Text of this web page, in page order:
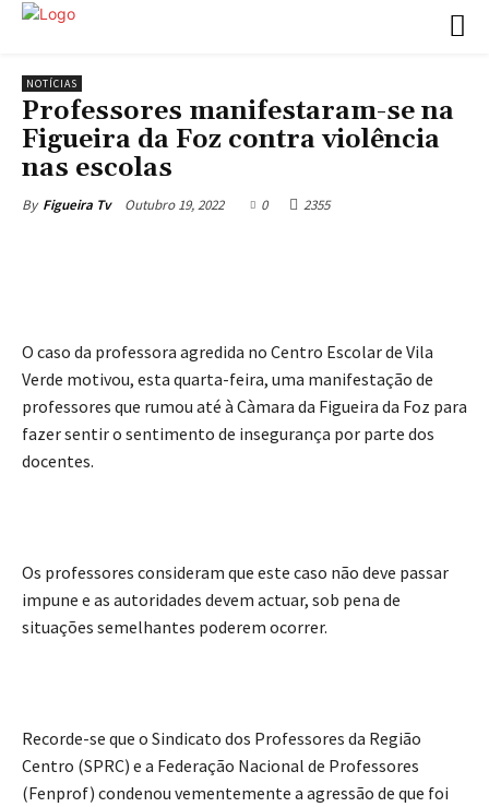
NOTÍCIAS
Professores manifestaram-se na
Figueira da Foz contra violência
nas escolas
By Figueira Tv Outubro 19, 2022 0 2355
O caso da professora agredida no Centro Escolar de Vila
Verde motivou, esta quarta-feira, uma manifestação de
professores que rumou até à Càmara da Figueira da Foz para
fazer sentir o sentimento de insegurança por parte dos
docentes.
Os professores consideram que este caso não deve passar
impune e as autoridades devem actuar, sob pena de
situações semelhantes poderem ocorrer.
Recorde-se que o Sindicato dos Professores da Região
Centro (SPRC) e a Federação Nacional de Professores
(Fenprof) condenou vementemente a agressão de que foi